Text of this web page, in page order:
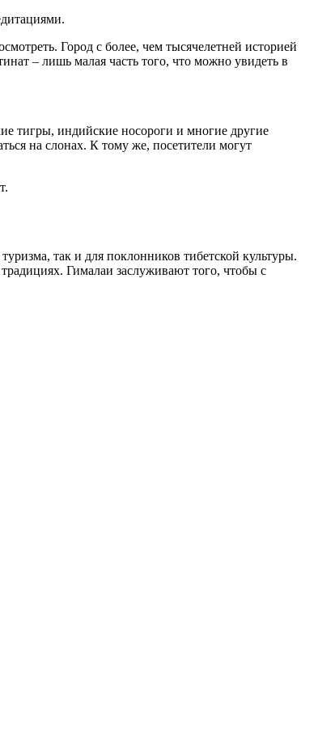
Город с более, чем тысячелетней историей
– лишь малая часть того, что можно увидеть в
тигры, индийские носороги и многие другие
на слонах. К тому же, посетители могут
так и для поклонников тибетской культуры.
Гималаи заслуживают того, чтобы с